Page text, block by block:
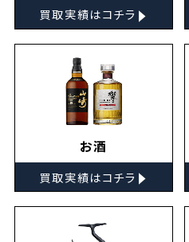
買取実績はコチラ ▸
お酒
買取実績はコチラ ▸